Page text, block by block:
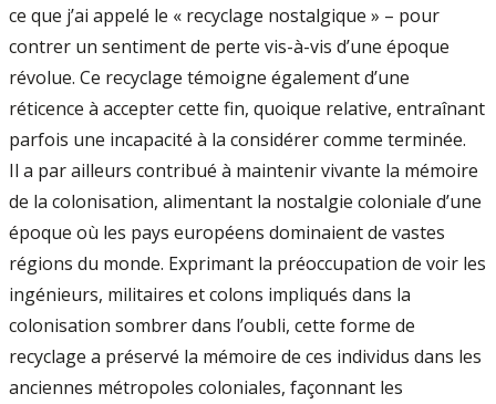
ce que j’ai appelé le « recyclage nostalgique » – pour
contrer un sentiment de perte vis-à-vis d’une époque
révolue. Ce recyclage témoigne également d’une
réticence à accepter cette fin, quoique relative, entraînant
parfois une incapacité à la considérer comme terminée.
Il a par ailleurs contribué à maintenir vivante la mémoire
de la colonisation, alimentant la nostalgie coloniale d’une
époque où les pays européens dominaient de vastes
régions du monde. Exprimant la préoccupation de voir les
ingénieurs, militaires et colons impliqués dans la
colonisation sombrer dans l’oubli, cette forme de
recyclage a préservé la mémoire de ces individus dans les
anciennes métropoles coloniales, façonnant les